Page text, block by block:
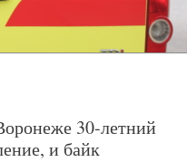
30-летний
и байк